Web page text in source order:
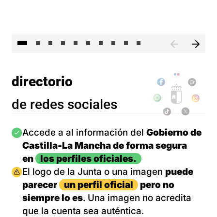
directorio
de redes sociales
Imagen
Accede a al información del Gobierno de
Castilla-La Mancha de forma segura
en
los perfiles oficiales.
Imagen
El logo de la Junta o una imagen puede
parecer
un perfil oficial
pero no
siempre lo es. Una imagen no acredita
que la cuenta sea auténtica.